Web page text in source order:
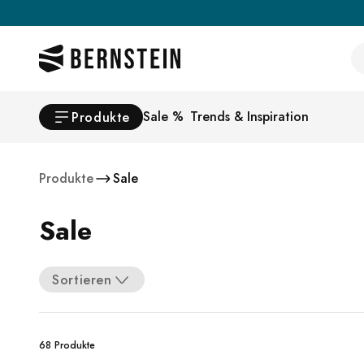
Produkte Sale % Trends & Inspiration
Produkte Sale
Sale
Sortieren
68 Produkte